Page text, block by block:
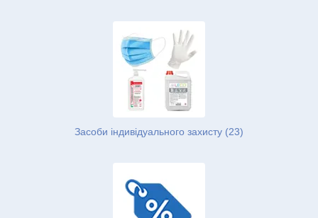
Засоби індивідуального захисту (23)